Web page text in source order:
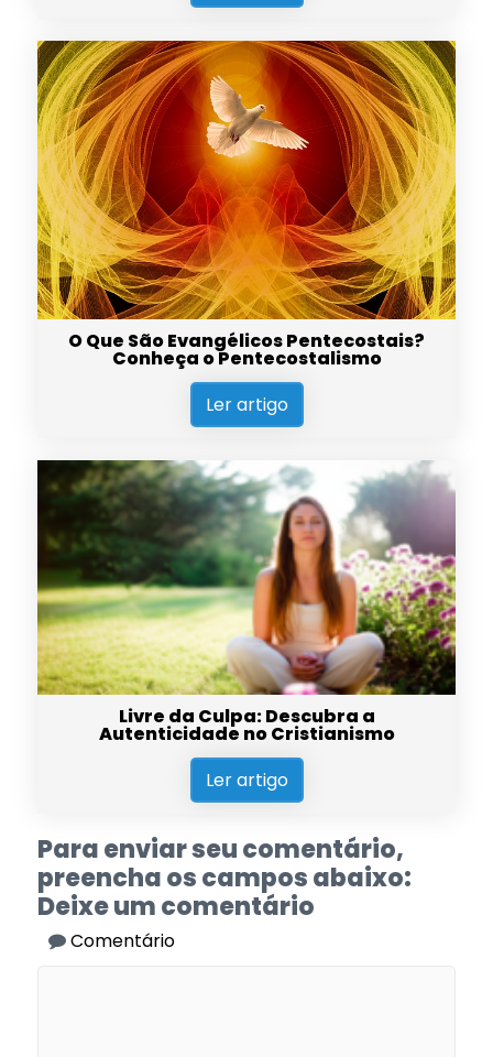
O Que São Evangélicos Pentecostais?
Conheça o Pentecostalismo
Ler artigo
Livre da Culpa: Descubra a
Autenticidade no Cristianismo
Ler artigo
Para enviar seu comentário,
preencha os campos abaixo:
Deixe um comentário
Comentário